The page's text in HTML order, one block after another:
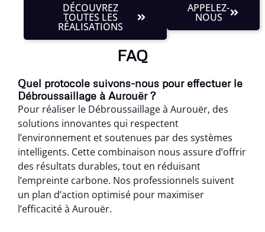
DÉCOUVREZ
TOUTES LES
RÉALISATIONS
APPELEZ-
NOUS
FAQ
Quel protocole suivons-nous pour effectuer le
Débroussaillage à Aurouër ?
Pour réaliser le Débroussaillage à Aurouër, des
solutions innovantes qui respectent
l’environnement et soutenues par des systèmes
intelligents. Cette combinaison nous assure d’offrir
des résultats durables, tout en réduisant
l’empreinte carbone. Nos professionnels suivent
un plan d’action optimisé pour maximiser
l’efficacité à Aurouër.